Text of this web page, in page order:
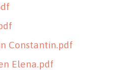
Constantin.pdf
Elena.pdf